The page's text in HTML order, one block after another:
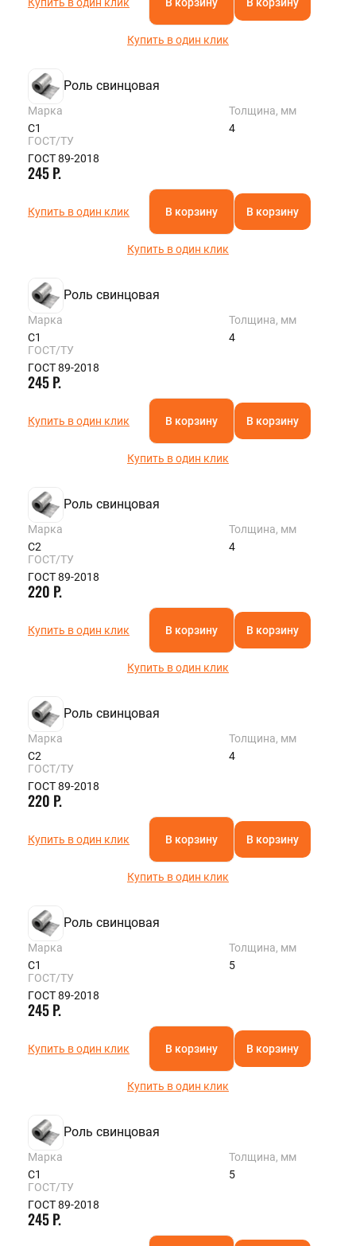
Купить в один клик
Роль свинцовая
Марка
С1
Толщина, мм
4
ГОСТ/ТУ
ГОСТ 89-2018
245 Р.
Купить в один клик В корзину В корзину
Купить в один клик
Роль свинцовая
Марка
С1
Толщина, мм
4
ГОСТ/ТУ
ГОСТ 89-2018
245 Р.
Купить в один клик В корзину В корзину
Купить в один клик
Роль свинцовая
Марка
С2
Толщина, мм
4
ГОСТ/ТУ
ГОСТ 89-2018
220 Р.
Купить в один клик В корзину В корзину
Купить в один клик
Роль свинцовая
Марка
С2
Толщина, мм
4
ГОСТ/ТУ
ГОСТ 89-2018
220 Р.
Купить в один клик В корзину В корзину
Купить в один клик
Роль свинцовая
Марка
С1
Толщина, мм
5
ГОСТ/ТУ
ГОСТ 89-2018
245 Р.
Купить в один клик В корзину В корзину
Купить в один клик
Роль свинцовая
Марка
С1
Толщина, мм
5
ГОСТ/ТУ
ГОСТ 89-2018
245 Р.